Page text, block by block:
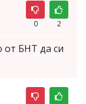
0 2
от БНТ да си